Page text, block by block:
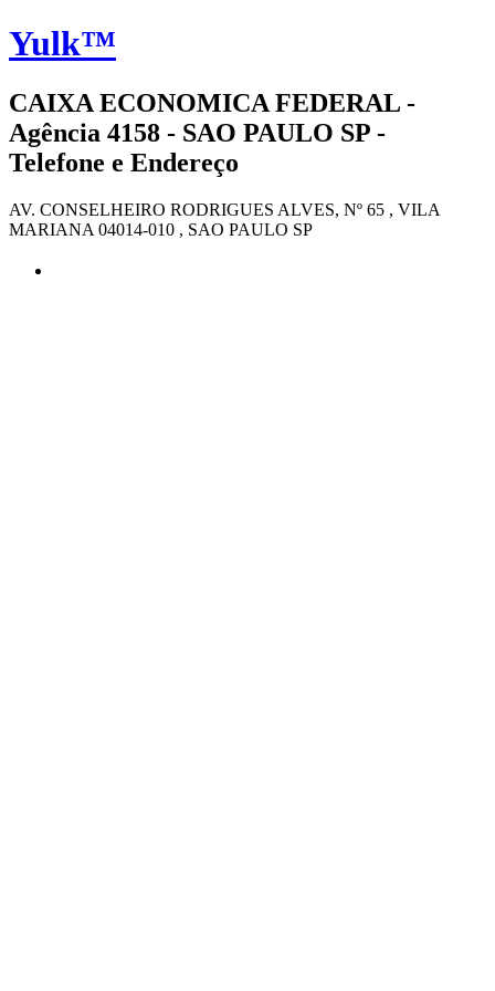
Yulk™
CAIXA ECONOMICA FEDERAL -
Agência 4158 - SAO PAULO SP -
Telefone e Endereço
AV. CONSELHEIRO RODRIGUES ALVES, Nº 65 , VILA
MARIANA 04014-010 , SAO PAULO SP